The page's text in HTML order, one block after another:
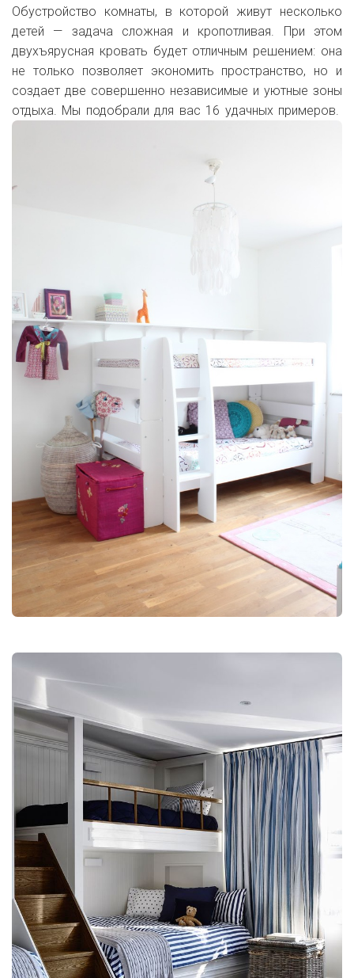
Обустройство комнаты, в которой живут несколько
детей — задача сложная и кропотливая. При этом
двухъярусная кровать будет отличным решением: она
не только позволяет экономить пространство, но и
создает две совершенно независимые и уютные зоны
отдыха. Мы подобрали для вас 16 удачных примеров.